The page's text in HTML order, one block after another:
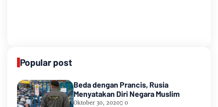
Popular post
Beda dengan Prancis, Rusia
Menyatakan Diri Negara Muslim
Oktober 30, 2020 0